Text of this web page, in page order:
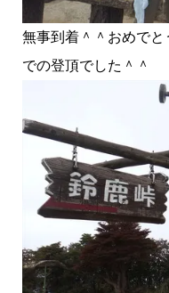
無事到着＾＾おめで
での登頂でした＾＾